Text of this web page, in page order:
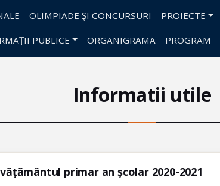
OLIMPIADE ŞI CONCURSURI PROIECTE
PUBLICE ORGANIGRAMA PROGRAM
Informatii utile
primar an școlar 2020-2021